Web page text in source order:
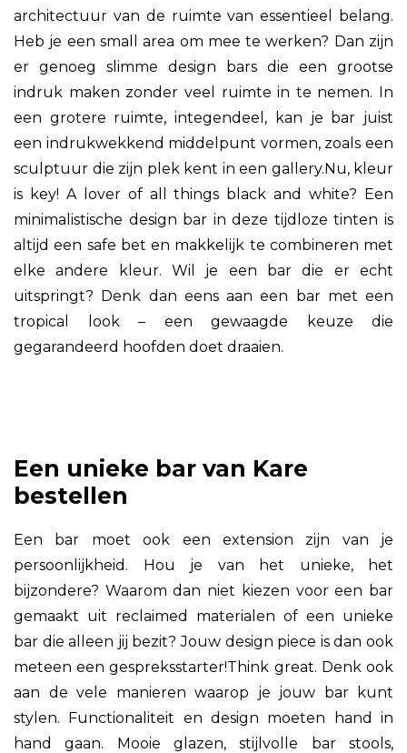
architectuur van de ruimte van essentieel belang.
Heb je een small area om mee te werken? Dan zijn
er genoeg slimme design bars die een grootse
indruk maken zonder veel ruimte in te nemen. In
een grotere ruimte, integendeel, kan je bar juist
een indrukwekkend middelpunt vormen, zoals een
sculptuur die zijn plek kent in een gallery.Nu, kleur
is key! A lover of all things black and white? Een
minimalistische design bar in deze tijdloze tinten is
altijd een safe bet en makkelijk te combineren met
elke andere kleur. Wil je een bar die er echt
uitspringt? Denk dan eens aan een bar met een
tropical look – een gewaagde keuze die
gegarandeerd hoofden doet draaien.
Een unieke bar van Kare
bestellen
Een bar moet ook een extension zijn van je
persoonlijkheid. Hou je van het unieke, het
bijzondere? Waarom dan niet kiezen voor een bar
gemaakt uit reclaimed materialen of een unieke
bar die alleen jij bezit? Jouw design piece is dan ook
meteen een gespreksstarter!Think great. Denk ook
aan de vele manieren waarop je jouw bar kunt
stylen. Functionaliteit en design moeten hand in
hand gaan. Mooie glazen, stijlvolle bar stools,